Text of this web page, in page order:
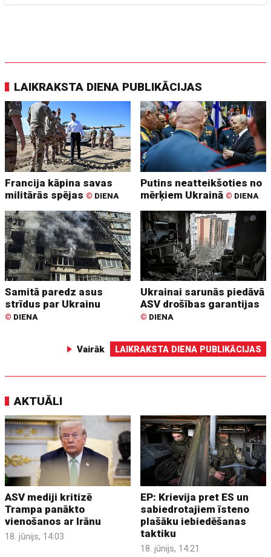
LAIKRAKSTA DIENA PUBLIKĀCIJAS
Francija kāpina savas
militārās spējas © DIENA
Putins neatteikšoties no
mērķiem Ukrainā © DIENA
Samitā paredz asus
strīdus par Ukrainu
© DIENA
Ukrainai sarunās piedāvā
ASV drošības garantijas
© DIENA
Vairāk LAIKRAKSTA DIENA PUBLIKĀCIJAS
AKTUĀLI
ASV mediji kritizē
Trampa panākto
vienošanos ar Irānu
18. jūnijs, 14:03
EP: Krievija pret ES un
sabiedrotajiem īsteno
plašāku iebiedēšanas
taktiku
18. jūnijs, 14:21